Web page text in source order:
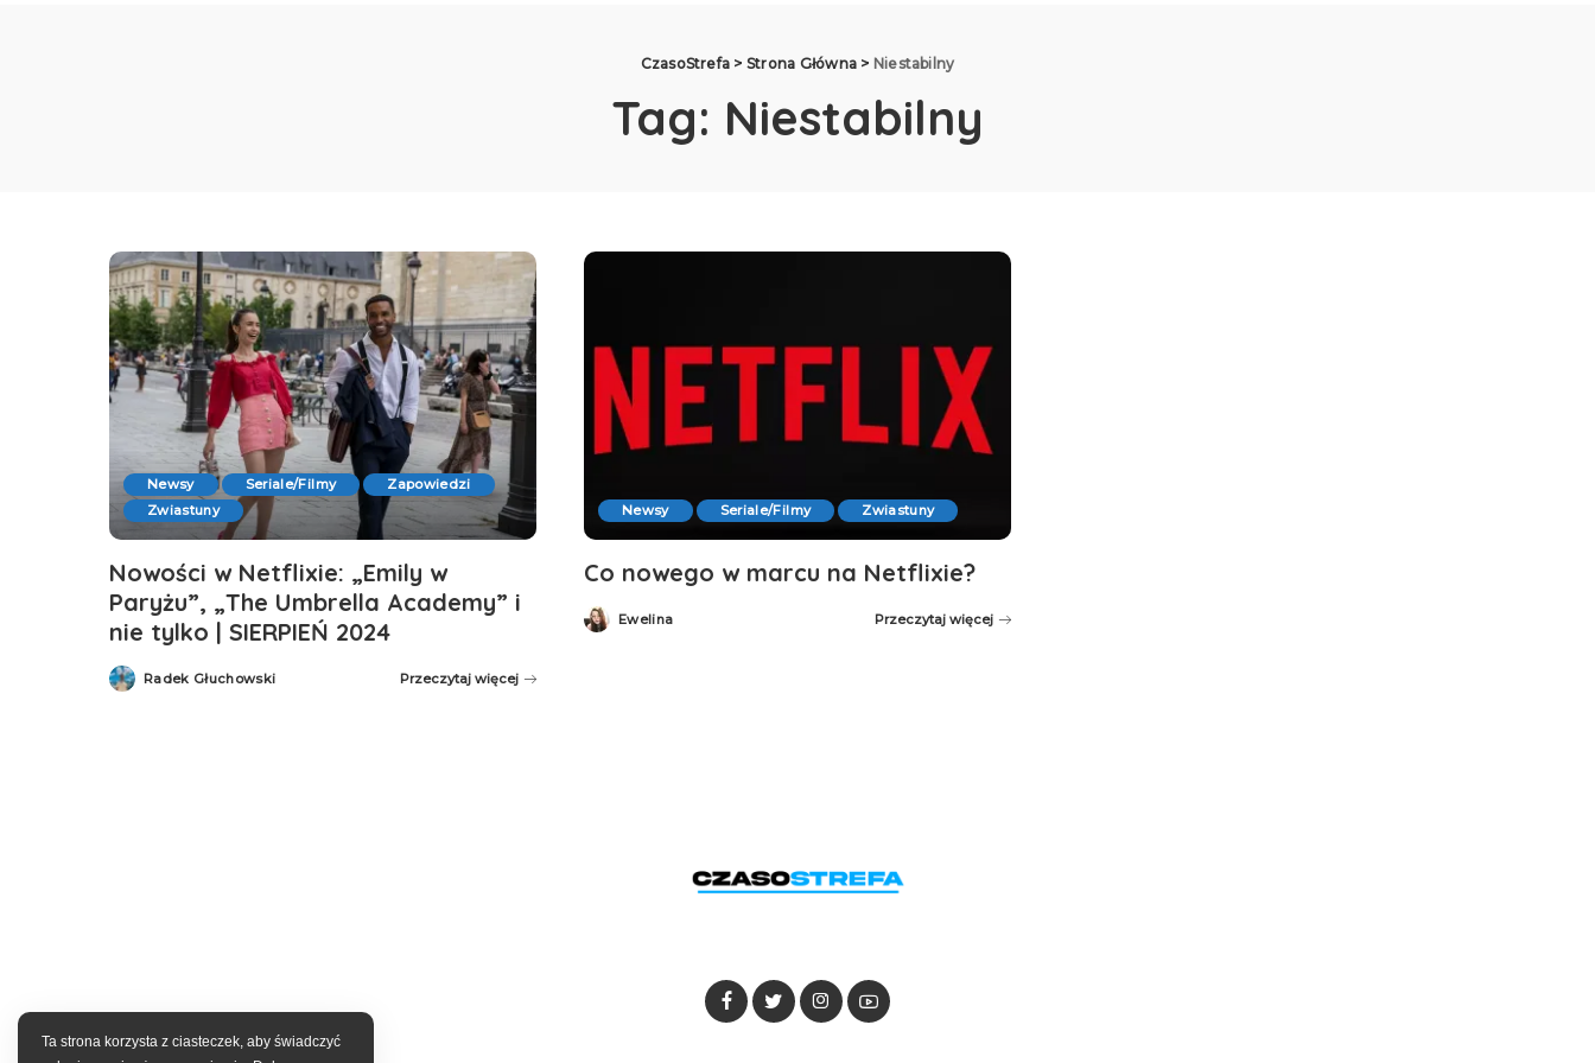
CzasoStrefa > Strona Główna > Niestabilny
Tag: Niestabilny
Newsy Seriale/Filmy
Zapowiedzi
Zwiastuny
Nowości w Netflixie: „Emily w
Paryżu”, „The Umbrella Academy” i
nie tylko | SIERPIEŃ 2024
Posted
by
Radek Głuchowski Przeczytaj więcej
Newsy Seriale/Filmy Zwiastuny
Co nowego w marcu na Netflixie?
Posted
by
Ewelina Przeczytaj więcej
Ta strona korzysta z ciasteczek, aby świadczyć